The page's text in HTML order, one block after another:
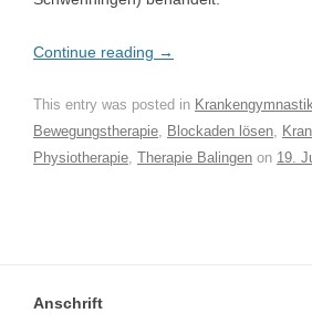
Continue reading →
This entry was posted in
Bewegungstherapie, Blockaden lösen,
Physiotherapie, Therapie Balingen on 19.
Anschrift